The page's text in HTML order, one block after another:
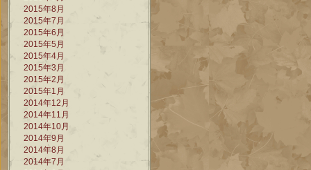
2015年8月
2015年7月
2015年6月
2015年5月
2015年4月
2015年3月
2015年2月
2015年1月
2014年12月
2014年11月
2014年10月
2014年9月
2014年8月
2014年7月